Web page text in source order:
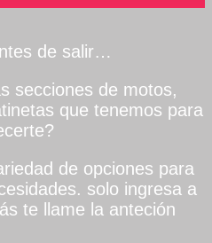
de salir…
secciones de motos,
que tenemos para
de opciones para
solo ingresa a
te llame la anteción